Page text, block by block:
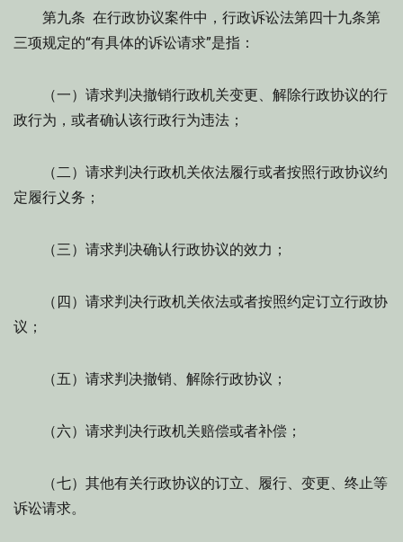
第九条 在行政协议案件中，行政诉讼法第四十九条第
三项规定的“有具体的诉讼请求”是指：
（一）请求判决撤销行政机关变更、解除行政协议的行
政行为，或者确认该行政行为违法；
（二）请求判决行政机关依法履行或者按照行政协议约
定履行义务；
（三）请求判决确认行政协议的效力；
（四）请求判决行政机关依法或者按照约定订立行政协
议；
（五）请求判决撤销、解除行政协议；
（六）请求判决行政机关赔偿或者补偿；
（七）其他有关行政协议的订立、履行、变更、终止等
诉讼请求。